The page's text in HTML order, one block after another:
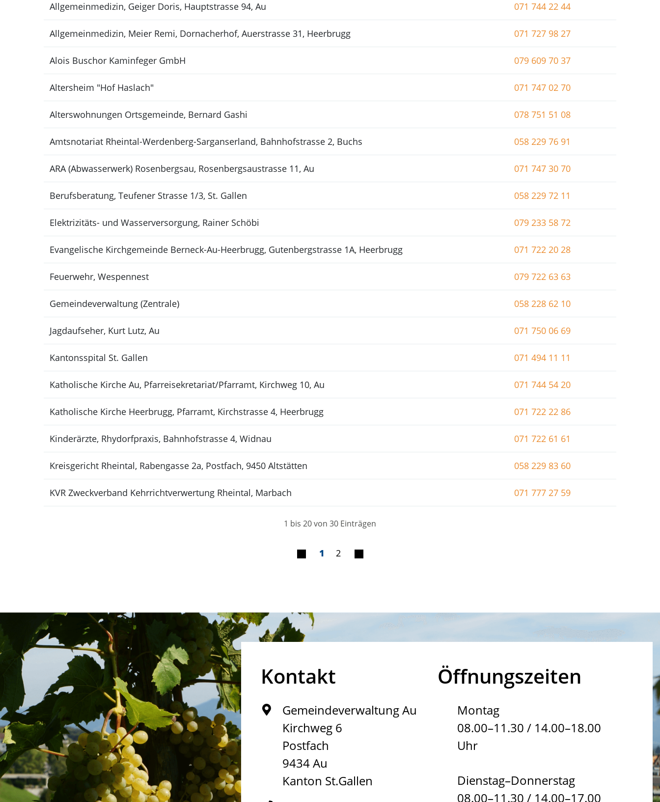
Allgemeinmedizin, Geiger Doris, Hauptstrasse 94, Au 071 744 22 44
Allgemeinmedizin, Meier Remi, Dornacherhof, Auerstrasse 31, Heerbrugg 071 727 98 27
Alois Buschor Kaminfeger GmbH 079 609 70 37
Altersheim "Hof Haslach" 071 747 02 70
Alterswohnungen Ortsgemeinde, Bernard Gashi 078 751 51 08
Amtsnotariat Rheintal-Werdenberg-Sarganserland, Bahnhofstrasse 2, Buchs 058 229 76 91
ARA (Abwasserwerk) Rosenbergsau, Rosenbergsaustrasse 11, Au 071 747 30 70
Berufsberatung, Teufener Strasse 1/3, St. Gallen 058 229 72 11
Elektrizitäts- und Wasserversorgung, Rainer Schöbi 079 233 58 72
Evangelische Kirchgemeinde Berneck-Au-Heerbrugg, Gutenbergstrasse 1A, Heerbrugg 071 722 20 28
Feuerwehr, Wespennest 079 722 63 63
Gemeindeverwaltung (Zentrale) 058 228 62 10
Jagdaufseher, Kurt Lutz, Au 071 750 06 69
Kantonsspital St. Gallen 071 494 11 11
Katholische Kirche Au, Pfarreisekretariat/Pfarramt, Kirchweg 10, Au 071 744 54 20
Katholische Kirche Heerbrugg, Pfarramt, Kirchstrasse 4, Heerbrugg 071 722 22 86
Kinderärzte, Rhydorfpraxis, Bahnhofstrasse 4, Widnau 071 722 61 61
Kreisgericht Rheintal, Rabengasse 2a, Postfach, 9450 Altstätten 058 229 83 60
KVR Zweckverband Kehrrichtverwertung Rheintal, Marbach 071 777 27 59
1 bis 20 von 30 Einträgen
1 2
Fusszeile Kontakt
Gemeindeverwaltung Au
Kirchweg 6
Postfach
9434 Au
Kanton St.Gallen
Öffnungszeiten
Montag
08.00–11.30 / 14.00–18.00
Uhr
Dienstag–Donnerstag
08.00–11.30 / 14.00–17.00